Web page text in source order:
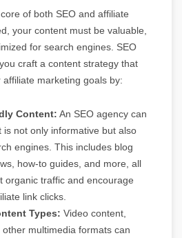
of both SEO and affiliate
your content must be valuable,
for search engines. SEO
craft a content strategy that
affiliate marketing goals by:
Content: An SEO agency can
is not only informative but also
engines. This includes blog
how-to guides, and more, all
organic traffic and encourage
link clicks.
Types: Video content,
multimedia formats can